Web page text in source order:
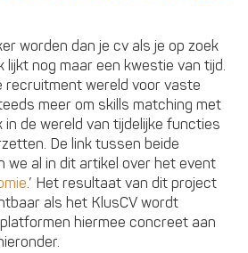
worden dan je cv als je op zoek
lijkt nog maar een kwestie van tijd.
recruitment wereld voor vaste
meer om skills matching met
in de wereld van tijdelijke functies
De link tussen beide
we al in dit artikel over het event
.’ Het resultaat van dit project
als het KlusCV wordt
hiermee concreet aan